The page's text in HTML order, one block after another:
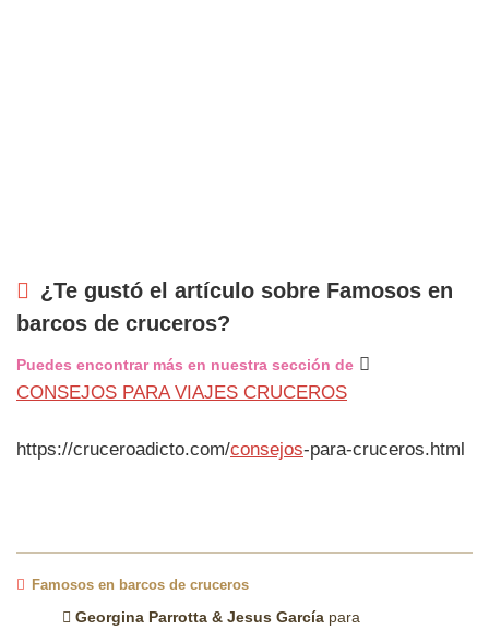
¿Te gustó el artículo sobre Famosos en
barcos de cruceros?
Puedes encontrar más en nuestra sección de
CONSEJOS PARA VIAJES CRUCEROS
https://cruceroadicto.com/consejos-para-cruceros.html
Famosos en barcos de cruceros
Georgina Parrotta & Jesus Garcíapara